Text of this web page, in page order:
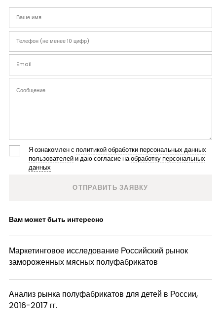
Я ознакомлен с политикой обработки персональных данных
пользователейи даю согласие наобработку персональных
данных
Вам может быть интересно
Маркетинговое исследование Российский рынок
замороженных мясных полуфабрикатов
Анализ рынка полуфабрикатов для детей в России,
2016-2017 гг.